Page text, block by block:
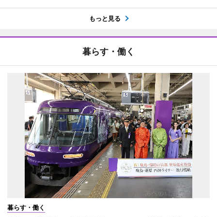
もっと見る
暮らす・働く
暮らす・働く